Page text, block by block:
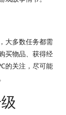
大多数任务都需
买物品、获得经
的关注，尽可能